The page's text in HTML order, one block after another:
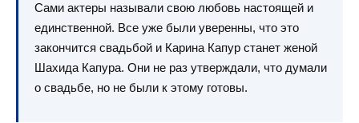
Сами актеры называли свою любовь настоящей и
единственной. Все уже были уверенны, что это
закончится свадьбой и Карина Капур станет женой
Шахида Капура. Они не раз утверждали, что думали
о свадьбе, но не были к этому готовы.